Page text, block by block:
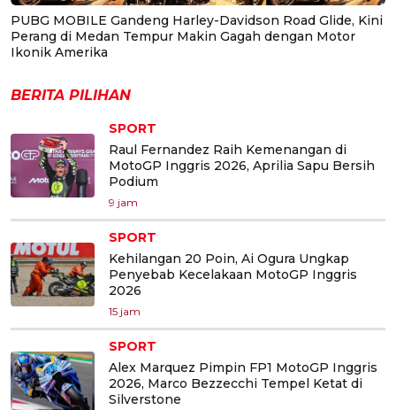
PUBG MOBILE Gandeng Harley-Davidson Road Glide, Kini
Perang di Medan Tempur Makin Gagah dengan Motor
Ikonik Amerika
BERITA PILIHAN
SPORT
Raul Fernandez Raih Kemenangan di
MotoGP Inggris 2026, Aprilia Sapu Bersih
Podium
9 jam
SPORT
Kehilangan 20 Poin, Ai Ogura Ungkap
Penyebab Kecelakaan MotoGP Inggris
2026
15 jam
SPORT
Alex Marquez Pimpin FP1 MotoGP Inggris
2026, Marco Bezzecchi Tempel Ketat di
Silverstone